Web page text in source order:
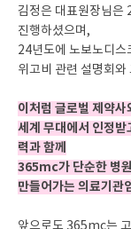
김정은 대표원장님은
진행하셨으며,
24년도에 노보노디
위고비 관련 설명회와
이처럼 글로벌 제약
세계 무대에서 인정
력과 함께
365mc가 단순한 병
만들어가는 의료기관